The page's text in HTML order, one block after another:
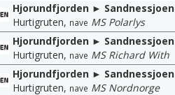
Hjorundfjorden ► Sandnessjoen
Hurtigruten, nave MS Polarlys
Hjorundfjorden ► Sandnessjoen
Hurtigruten, nave MS Richard With
Hjorundfjorden ► Sandnessjoen
Hurtigruten, nave MS Nordnorge